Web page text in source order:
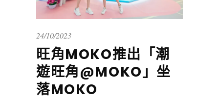
24/10/2023
旺角MOKO推出「潮
遊旺角@MOKO」坐
落MOKO